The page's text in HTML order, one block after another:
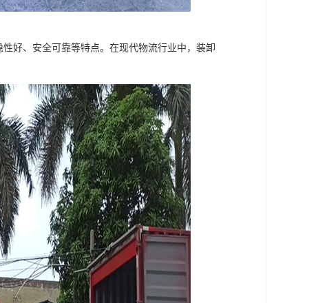
好、安全可靠等特点。在现代物流行业中，装卸